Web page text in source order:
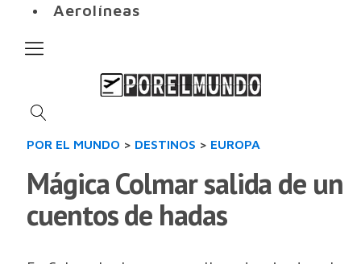
Aerolíneas
POR EL MUNDO > DESTINOS > EUROPA
Mágica Colmar salida de un
cuentos de hadas